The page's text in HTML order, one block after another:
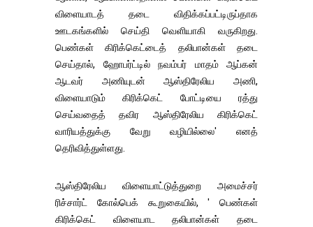
விளையாடத் தடை விதிக்கப்பட்டிருப்தாக
ஊடகங்களில் செய்தி வெளியாகி வருகிறது.
பெண்கள் கிரிக்கெட்டைத் தலிபான்கள் தடை
செய்தால், ஹோபர்ட்டில் நவம்பர் மாதம் ஆப்கன்
ஆடவர் அணியுடன் ஆஸ்திரேலிய அணி,
விளையாடும் கிரிக்கெட் போட்டியை ரத்து
செய்வதைத் தவிர ஆஸ்திரேலிய கிரிக்கெட்
வாரியத்துக்கு வேறு வழியில்லை' எனத்
தெரிவித்துள்ளது.
ஆஸ்திரேலிய விளையாட்டுத்துறை அமைச்சர்
ரிச்சார்ட் கோல்பெக் கூறுகையில், ' பெண்கள்
கிரிக்கெட் விளையாட தலிபான்கள் தடை